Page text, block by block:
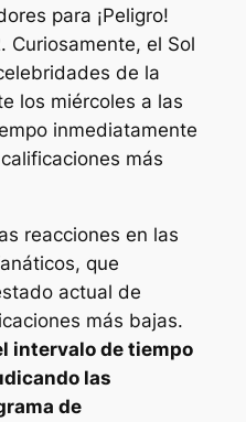
para ¡Peligro!
Curiosamente, el Sol
de la
los miércoles a las
inmediatamente
más
reacciones en las
que
actual de
más bajas.
intervalo de tiempo
las
de